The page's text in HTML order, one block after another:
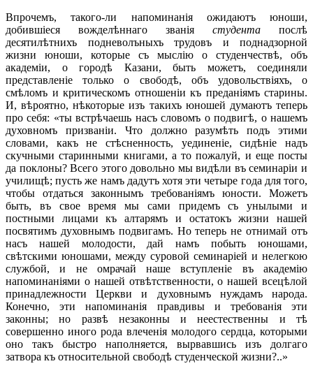
Впрочемъ, такого-ли напоминанія ожидаютъ юноши,
добившіеся вожделѣннаго званія студента послѣ
десятилѣтнихъ подневолъныхъ трудовъ и поднадзорной
жизни юноши, которые съ мыслію о студенчествѣ, объ
академіи, о городѣ Казани, быть можетъ, соединяли
представленіе только о свободѣ, объ удовольствіяхъ, о
смѣломъ и критическомъ отношеніи къ преданіямъ старины.
И, вѣроятно, нѣкоторые изъ такихъ юношей думаютъ теперь
про себя: «ты встрѣчаешь насъ словомъ о подвигѣ, о нашемъ
духовномъ призваніи. Что должно разумѣть подъ этими
словами, какъ не стѣсненность, уединеніе, сидѣніе надъ
скучными старинными книгами, а то пожалуй, и еще посты
да поклоны? Всего этого довольно мы видѣли въ семинаріи и
училищѣ; пусть же намъ дадутъ хотя эти четыре года для того,
чтобы отдаться законнымъ требованіямъ юности. Можетъ
быть, въ свое время мы сами придемъ съ унылыми и
постными лицами къ алтарямъ и остатокъ жизни нашей
посвятимъ духовнымъ подвигамъ. Но теперь не отнимай отъ
насъ нашей молодости, дай намъ побыть юношами,
свѣтскими юношами, между суровой семинаріей и нелегкою
службой, и не омрачай наше вступленіе въ академію
напоминаніями о нашей отвѣтственности, о нашей всецѣлой
принадлежности Церкви и духовнымъ нуждамъ народа.
Конечно, эти напоминанія правдивы и требованія эти
законны; но развѣ незаконны и неестественны и тѣ
совершенно иного рода влеченія молодого сердца, которыми
оно такъ быстро наполняется, вырвавшись изъ долгаго
затвора къ относительной свободѣ студенческой жизни?..»